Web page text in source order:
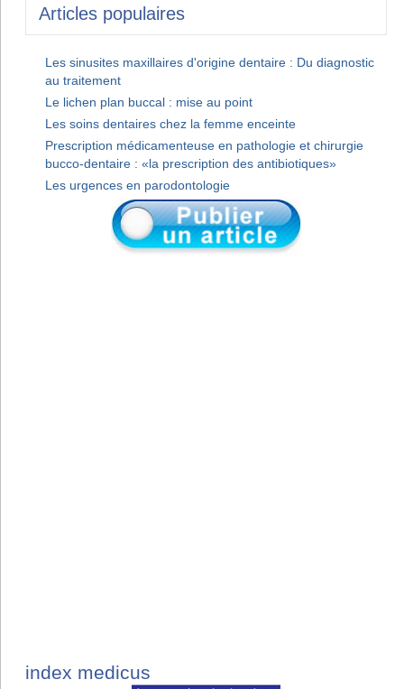
Articles populaires
Les sinusites maxillaires d'origine dentaire : Du diagnostic
au traitement
Le lichen plan buccal : mise au point
Les soins dentaires chez la femme enceinte
Prescription médicamenteuse en pathologie et chirurgie
bucco-dentaire : «la prescription des antibiotiques»
Les urgences en parodontologie
index medicus